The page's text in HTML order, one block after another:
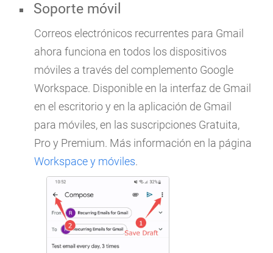
Soporte móvil
Correos electrónicos recurrentes para Gmail
ahora funciona en todos los dispositivos
móviles a través del complemento Google
Workspace. Disponible en la interfaz de Gmail
en el escritorio y en la aplicación de Gmail
para móviles, en las suscripciones Gratuita,
Pro y Premium. Más información en la página
Workspace y móviles.